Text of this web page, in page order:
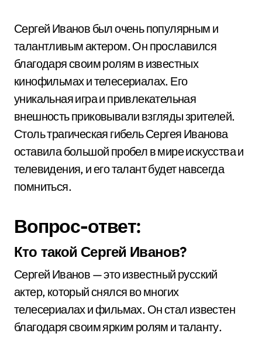
Сергей Иванов был очень популярным и
талантливым актером. Он прославился
благодаря своим ролям в известных
кинофильмах и телесериалах. Его
уникальная игра и привлекательная
внешность приковывали взгляды зрителей.
Столь трагическая гибель Сергея Иванова
оставила большой пробел в мире искусства и
телевидения, и его талант будет навсегда
помниться.
Вопрос-ответ:
Кто такой Сергей Иванов?
Сергей Иванов — это известный русский
актер, который снялся во многих
телесериалах и фильмах. Он стал известен
благодаря своим ярким ролям и таланту.